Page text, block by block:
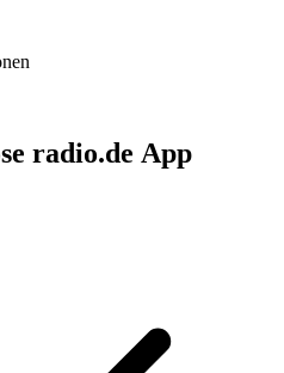
radio.de App